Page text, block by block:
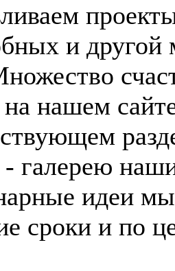
и
нашем
- галерею
идеи
сроки и по